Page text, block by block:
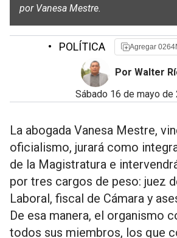
por Vanesa Mestre.
• POLÍTICA Agregar
Por Walter
sábado 16 de mayo de
La abogada Vanesa Mestre,
oficialismo, jurará como
de la Magistratura e
por tres cargos de peso: juez
Laboral, fiscal de Cámara y
De esa manera, el organismo
todos sus miembros, los que